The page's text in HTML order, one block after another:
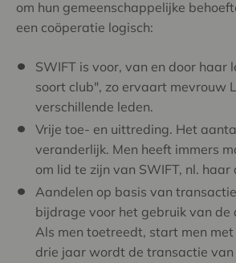
om hun gemeenschappelijke
een coöperatie logisch:
SWIFT is voor, van en door haar
soort club", zo ervaart mevrouw
verschillende leden.
Vrije toe- en uittreding. Het
veranderlijk. Men heeft immers
om lid te zijn van SWIFT, nl.
Aandelen op basis van
bijdrage voor het gebruik van de
Als men toetreedt, start men
drie jaar wordt de transactie van